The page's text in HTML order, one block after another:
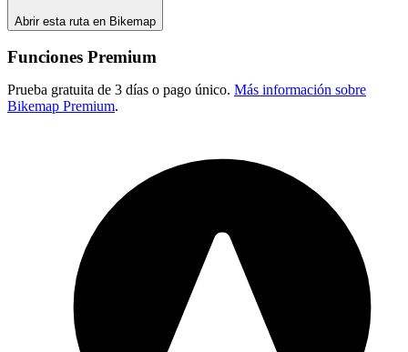
Abrir esta ruta en Bikemap
Funciones Premium
Prueba gratuita de 3 días o pago único. Más información sobre
Bikemap Premium.